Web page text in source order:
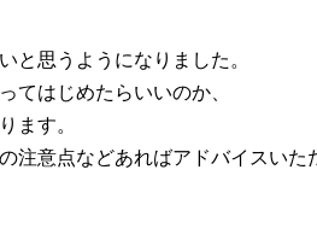
と思うようになりました。
てはじめたらいいのか、
ます。
注意点などあればアドバイスいた